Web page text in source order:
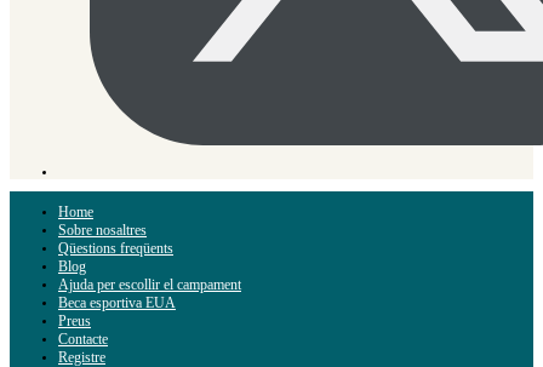
Home
Sobre nosaltres
Qüestions freqüents
Blog
Ajuda per escollir el campament
Beca esportiva EUA
Preus
Contacte
Registre